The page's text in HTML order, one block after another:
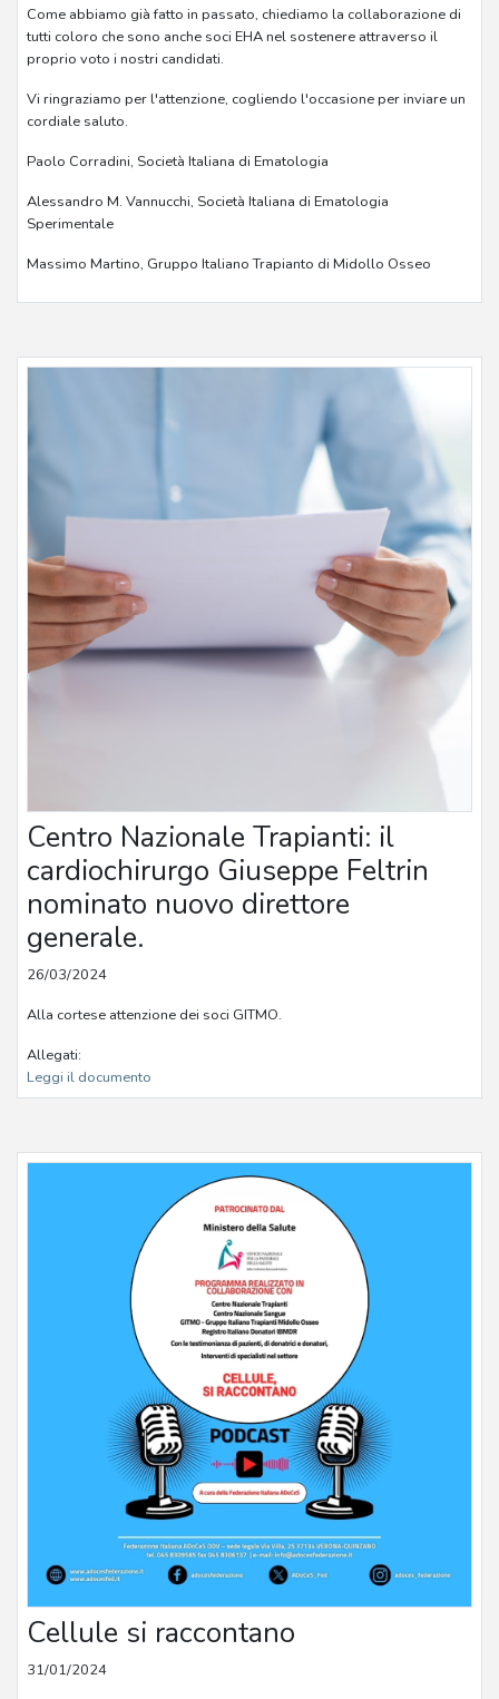
Come abbiamo già fatto in passato, chiediamo la collaborazione di
tutti coloro che sono anche soci EHA nel sostenere attraverso il
proprio voto i nostri candidati.
Vi ringraziamo per l'attenzione, cogliendo l'occasione per inviare un
cordiale saluto.
Paolo Corradini, Società Italiana di Ematologia
Alessandro M. Vannucchi, Società Italiana di Ematologia
Sperimentale
Massimo Martino, Gruppo Italiano Trapianto di Midollo Osseo
Centro Nazionale Trapianti: il
cardiochirurgo Giuseppe Feltrin
nominato nuovo direttore
generale.
26/03/2024
Alla cortese attenzione dei soci GITMO.
Allegati:
Leggi il documento
Cellule si raccontano
31/01/2024